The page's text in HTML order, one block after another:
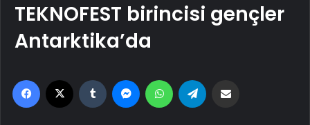
TEKNOFEST birincisi gençler
Antarktika’da
Facebook Tumblr MessengerWhatsApp